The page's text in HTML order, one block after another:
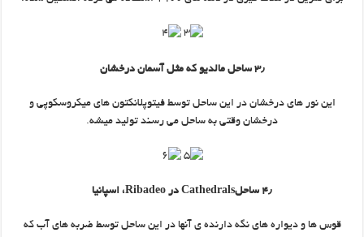
۳٫ ساحل مالدیو که مثل آسمان درخشان
این نور های درخشان در این ساحل توسط فیتوپلانکتون های میکروسکوپی و
درخشان وقتی به ساحل می رسند تولید میشه.
۴٫ ساحلCathedrals در Ribadeo، اسپانیا
قوس ها و دیواره های نگه دارنده ی آنها در این ساحل توسط ضربه های آب که